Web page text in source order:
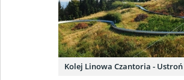
Kolej Linowa Czantoria - Ustroń